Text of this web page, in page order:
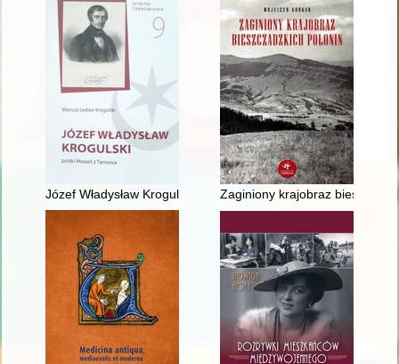
Józef Władysław Krogulski : polski Mozart z Tarnowa
Zaginiony krajobraz